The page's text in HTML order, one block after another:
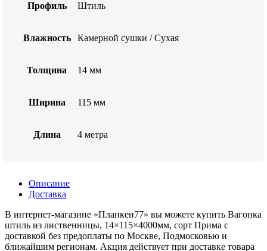
Профиль Штиль
Влажность Камерной сушки / Сухая
Толщина 14 мм
Ширина 115 мм
Длина 4 метра
Описание
Доставка
В интернет-магазине «Планкен77» вы можете купить Вагонка
штиль из лиственницы, 14×115×4000мм, сорт Прима с
доставкой без предоплаты по Москве, Подмосковью и
ближайшим регионам. Акция действует при доставке товара